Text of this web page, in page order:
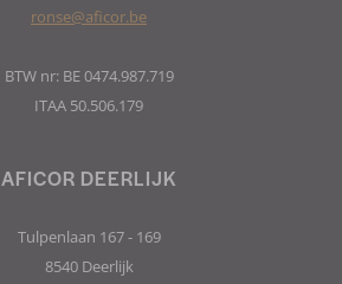
AFICOR DEERLIJK
Tulpenlaan 167 - 169
8540 Deerlijk
ronse@aficor.be
BTW nr: BE 0474.987.719
ITAA 50.506.179